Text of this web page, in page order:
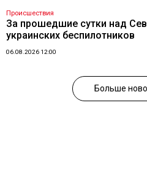
Происшествия
За прошедшие сутки над
украинских беспилотников
06.08.2026 12:00
Больше